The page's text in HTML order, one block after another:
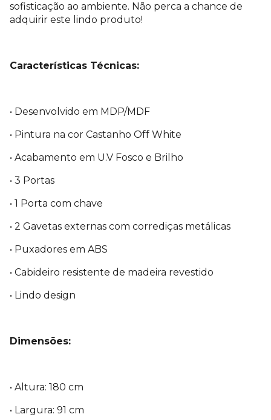
sofisticação ao ambiente. Não perca a chance de
adquirir este lindo produto!
Características Técnicas:
• Desenvolvido em MDP/MDF
• Pintura na cor Castanho Off White
• Acabamento em U.V Fosco e Brilho
• 3 Portas
• 1 Porta com chave
• 2 Gavetas externas com corrediças metálicas
• Puxadores em ABS
• Cabideiro resistente de madeira revestido
• Lindo design
Dimensões:
• Altura: 180 cm
• Largura: 91 cm